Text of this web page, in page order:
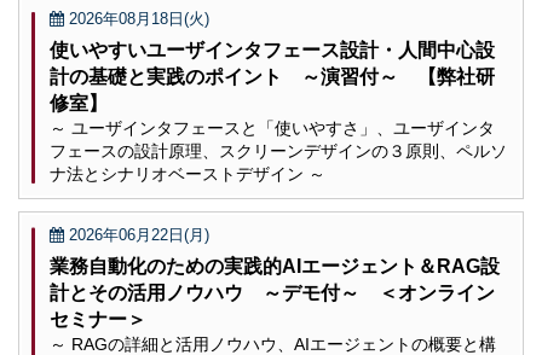
2026年08月18日(火)
使いやすいユーザインタフェース設計・人間中心設
計の基礎と実践のポイント ～演習付～ 【弊社研
修室】
～ ユーザインタフェースと「使いやすさ」、ユーザインタ
フェースの設計原理、スクリーンデザインの３原則、ペルソ
ナ法とシナリオベーストデザイン ～
2026年06月22日(月)
業務自動化のための実践的AIエージェント＆RAG設
計とその活用ノウハウ ～デモ付～ ＜オンライン
セミナー＞
～ RAGの詳細と活用ノウハウ、AIエージェントの概要と構